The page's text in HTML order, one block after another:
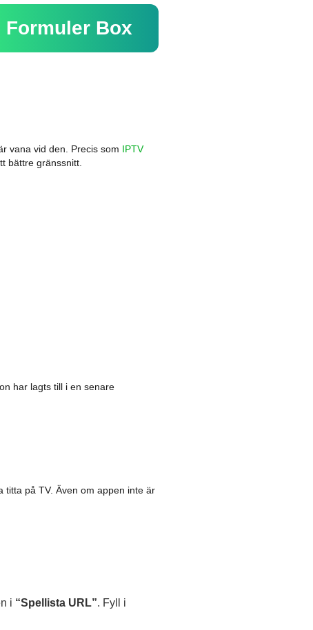
Formuler Box
vana vid den. Precis som IPTV
bättre gränssnitt.
har lagts till i en senare
titta på TV. Även om appen inte är
i “Spellista URL”. Fyll i